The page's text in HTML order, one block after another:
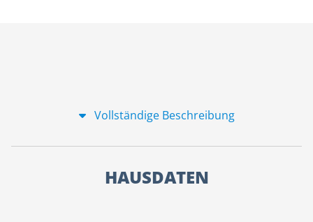
Vollständige Beschreibung
HAUSDATEN